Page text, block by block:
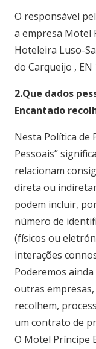
O responsável
a empresa Motel
Hoteleira Luso-
do Carqueijo , EN
2.Que dados
Encantado
Nesta Política de
Pessoais”
relacionam
direta ou
podem incluir,
número de
(físicos ou
interações
Poderemos
outras
recolhem,
um contrato de
O Motel Príncipe